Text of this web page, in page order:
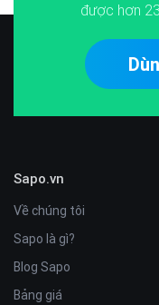
được hơn
Sapo.vn
Về chúng tôi
Sapo là gì?
Blog Sapo
Bảng giá